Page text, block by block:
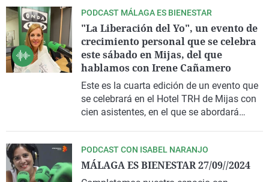
PODCAST MÁLAGA ES BIENESTAR
"La Liberación del Yo", un evento de
crecimiento personal que se celebra
este sábado en Mijas, del que
hablamos con Irene Cañamero
Este es la cuarta edición de un evento que
se celebrará en el Hotel TRH de Mijas con
cien asistentes, en el que se abordará
más plenamente y con control emocional".
PODCAST CON ISABEL NARANJO
MÁLAGA ES BIENESTAR 27/09//2024